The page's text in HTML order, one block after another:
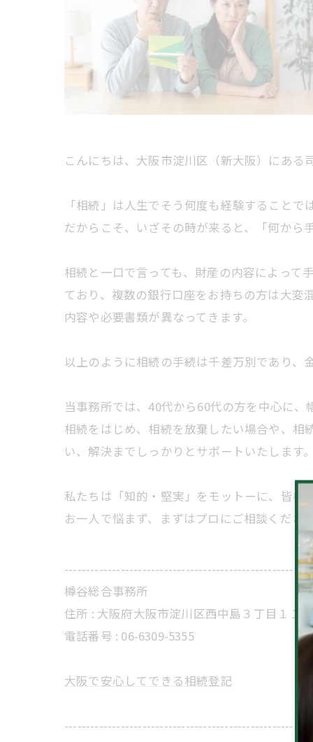
こんにちは、大阪市淀川区（新大阪）にあ
「相続」は人生でそう何度も経験することで
だからこそ、いざその時が来ると、「何か
相続と一口で言っても、財産の内容によって
ており、複数の銀行口座をお持ちの方は大変
内容や必要書類が異なってきます。
以上のように相続の手続は千差万別であり、
当事務所では、40代から60代の方を中心に
相続をはじめ、相続を放棄したい場合や、
い、解決までしっかりとサポートいたします
私たちは「知的・堅実」をモットーに、皆様
お一人で悩まず、まずはプロにご相談くださ
樽谷総合事務所
住所 : 大阪府大阪市淀川区西中島３丁目１１
電話番号 : 06-6309-5355
大阪で安心してできる相続登記